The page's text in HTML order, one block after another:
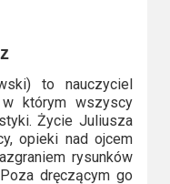
to nauczyciel
którym wszyscy
Życie Juliusza
opieki nad ojcem
rysunków
dręczącym go